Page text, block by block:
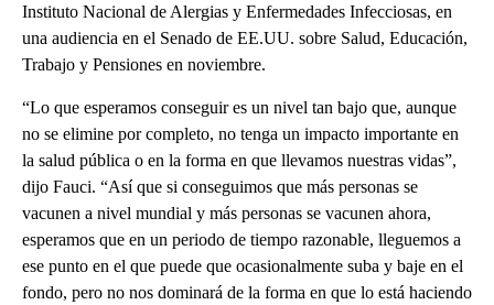
Instituto Nacional de Alergias y Enfermedades Infecciosas, en
una audiencia en el Senado de EE.UU. sobre Salud, Educación,
Trabajo y Pensiones en noviembre.
“Lo que esperamos conseguir es un nivel tan bajo que, aunque
no se elimine por completo, no tenga un impacto importante en
la salud pública o en la forma en que llevamos nuestras vidas”,
dijo Fauci. “Así que si conseguimos que más personas se
vacunen a nivel mundial y más personas se vacunen ahora,
esperamos que en un periodo de tiempo razonable, lleguemos a
ese punto en el que puede que ocasionalmente suba y baje en el
fondo, pero no nos dominará de la forma en que lo está haciendo